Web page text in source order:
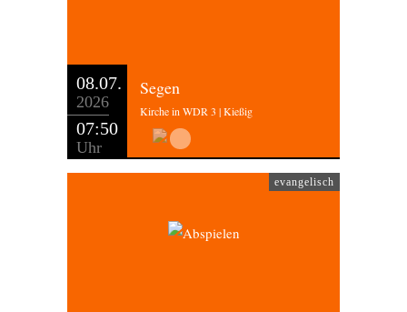
08.07.
2026
07:50
Uhr
Segen
Kirche in WDR 3 | Kießig
evangelisch